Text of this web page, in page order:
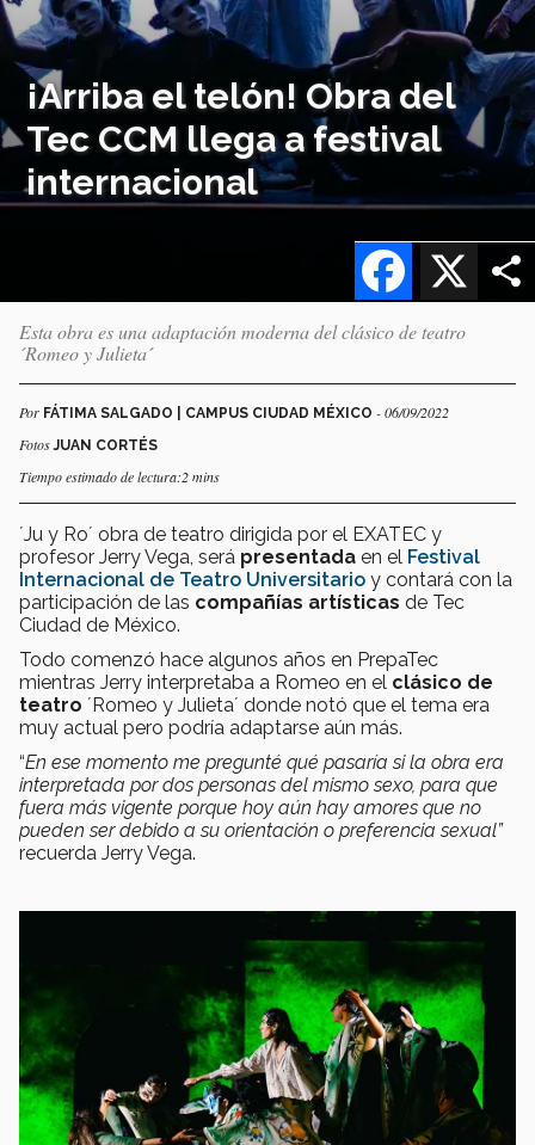
¡Arriba el telón! Obra del
Tec CCM llega a festival
internacional
X
Facebook
Esta obra es una adaptación moderna del clásico de teatro
´Romeo y Julieta´
Por FÁTIMA SALGADO | CAMPUS CIUDAD MÉXICO - 06/09/2022
FotosJUAN CORTÉS
Tiempo estimado de lectura:2 mins
´Ju y Ro´ obra de teatro dirigida por el EXATEC y
profesor Jerry Vega, será presentada en el Festival
Internacional de Teatro Universitario y contará con la
participación de las compañías artísticas de Tec
Ciudad de México.
Todo comenzó hace algunos años en PrepaTec
mientras Jerry interpretaba a Romeo en el clásico de
teatro ´Romeo y Julieta´ donde notó que el tema era
muy actual pero podría adaptarse aún más.
“En ese momento me pregunté qué pasaría si la obra era
interpretada por dos personas del mismo sexo, para que
fuera más vigente porque hoy aún hay amores que no
pueden ser debido a su orientación o preferencia sexual”
recuerda Jerry Vega.